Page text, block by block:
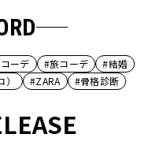
ーデ #旅コーデ
#結婚
#ZARA #骨格診断